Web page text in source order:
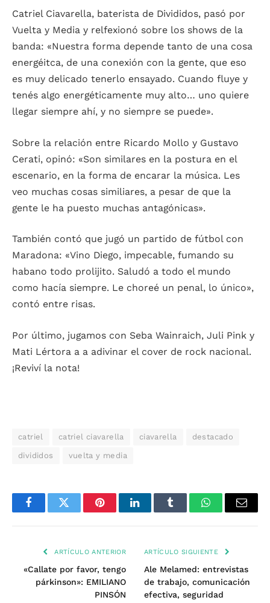
Catriel Ciavarella, baterista de Divididos, pasó por
Vuelta y Media y relfexionó sobre los shows de la
banda: «Nuestra forma depende tanto de una cosa
energéitca, de una conexión con la gente, que eso
es muy delicado tenerlo ensayado. Cuando fluye y
tenés algo energéticamente muy alto… uno quiere
llegar siempre ahí, y no siempre se puede».
Sobre la relación entre Ricardo Mollo y Gustavo
Cerati, opinó: «Son similares en la postura en el
escenario, en la forma de encarar la música. Les
veo muchas cosas similiares, a pesar de que la
gente le ha puesto muchas antagónicas».
También contó que jugó un partido de fútbol con
Maradona: «Vino Diego, impecable, fumando su
habano todo prolijito. Saludó a todo el mundo
como hacía siempre. Le choreé un penal, lo único»,
contó entre risas.
Por último, jugamos con Seba Wainraich, Juli Pink y
Mati Lértora a a adivinar el cover de rock nacional.
¡Reviví la nota!
catriel catriel ciavarella ciavarella destacado
divididos vuelta y media
FacebookTwitter PinterestLinkedInTumblr WhatsAppEmail
ARTÍCULO ANTERIOR
«Callate por favor, tengo
párkinson»: EMILIANO
PINSÓN
ARTÍCULO SIGUIENTE
Ale Melamed: entrevistas
de trabajo, comunicación
efectiva, seguridad